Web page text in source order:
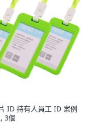
ID 持有人員工 ID 案例
3個